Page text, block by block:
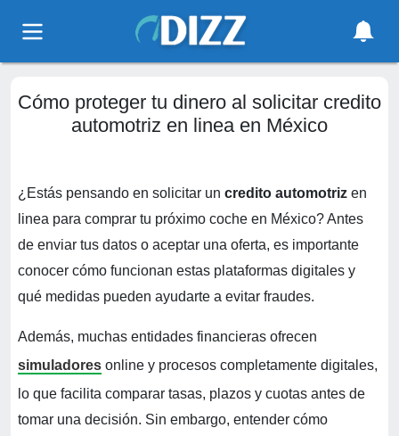
Cómo proteger tu dinero al solicitar credito
automotriz en linea en México
¿Estás pensando en solicitar un credito automotriz en
linea para comprar tu próximo coche en México? Antes
de enviar tus datos o aceptar una oferta, es importante
conocer cómo funcionan estas plataformas digitales y
qué medidas pueden ayudarte a evitar fraudes.
Además, muchas entidades financieras ofrecen
simuladores online y procesos completamente digitales,
lo que facilita comparar tasas, plazos y cuotas antes de
tomar una decisión. Sin embargo, entender cómo